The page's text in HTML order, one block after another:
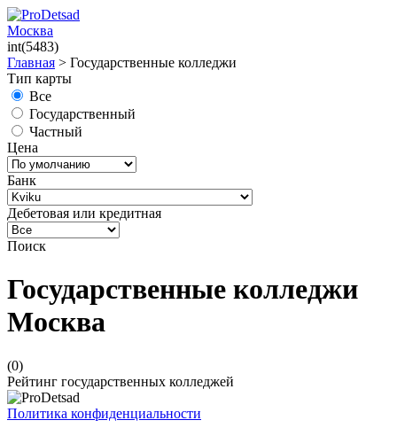
Москва
int(5483)
Главная > Государственные колледжи
Тип карты
Все
Государственный
Частный
Цена
Банк
Дебетовая или кредитная
Поиск
Государственные колледжи
Москва
(0)
Рейтинг государственных колледжей
Политика конфиденциальности